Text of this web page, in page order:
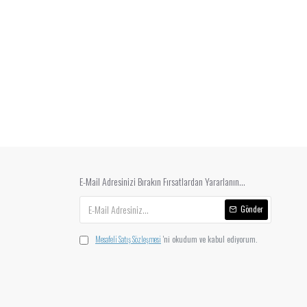
E-Mail Adresinizi Bırakın Fırsatlardan Yararlanın...
Gönder
Mesafeli Satış Sözleşmesi 'ni okudum ve kabul ediyorum.